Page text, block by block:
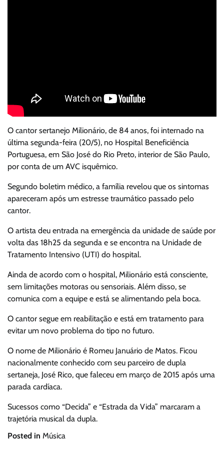
O cantor sertanejo Milionário, de 84 anos, foi internado na
última segunda-feira (20/5), no Hospital Beneficiência
Portuguesa, em São José do Rio Preto, interior de São Paulo,
por conta de um AVC isquêmico.
Segundo boletim médico, a família revelou que os sintomas
apareceram após um estresse traumático passado pelo
cantor.
O artista deu entrada na emergência da unidade de saúde por
volta das 18h25 da segunda e se encontra na Unidade de
Tratamento Intensivo (UTI) do hospital.
Ainda de acordo com o hospital, Milionário está consciente,
sem limitações motoras ou sensoriais. Além disso, se
comunica com a equipe e está se alimentando pela boca.
O cantor segue em reabilitação e está em tratamento para
evitar um novo problema do tipo no futuro.
O nome de Milionário é Romeu Januário de Matos. Ficou
nacionalmente conhecido com seu parceiro de dupla
sertaneja, José Rico, que faleceu em março de 2015 após uma
parada cardíaca.
Sucessos como “Decida” e “Estrada da Vida” marcaram a
trajetória musical da dupla.
Posted in Música